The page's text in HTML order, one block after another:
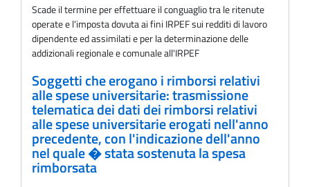
Scade il termine per effettuare il conguaglio tra le ritenute
operate e l'imposta dovuta ai fini IRPEF sui redditi di lavoro
dipendente ed assimilati e per la determinazione delle
addizionali regionale e comunale all'IRPEF
Soggetti che erogano i rimborsi relativi
alle spese universitarie: trasmissione
telematica dei dati dei rimborsi relativi
alle spese universitarie erogati nell'anno
precedente, con l'indicazione dell'anno
nel quale � stata sostenuta la spesa
rimborsata